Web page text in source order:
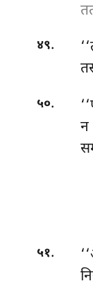
४९.
५०.
५१.